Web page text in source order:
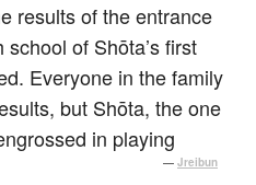
results of the entrance
of Shōta’s first
Everyone in the family
but Shōta, the one
in playing
— Jreibun